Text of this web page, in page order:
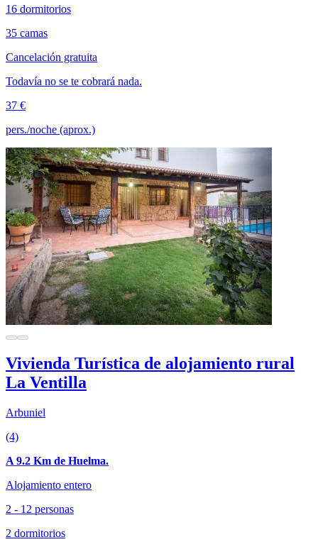
16 dormitorios
35 camas
Cancelación gratuita
Todavía no se te cobrará nada.
37 €
pers./noche (aprox.)
Vivienda Turística de alojamiento rural
La Ventilla
Arbuniel
(4)
A 9.2 Km de Huelma.
Alojamiento entero
2 - 12 personas
2 dormitorios